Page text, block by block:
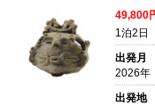
49,800
1泊2日
出発月
2026
出発地